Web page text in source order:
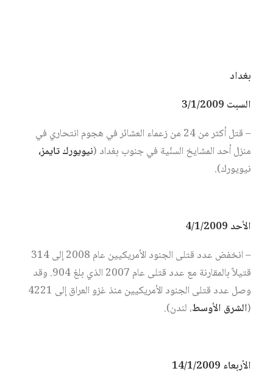
بغداد
السبت 3/1/2009
– قتل أكثر من 24 من زعماء العشائر في هجوم انتحاري في
منزل أحد المشايخ السنّية في جنوب بغداد (نيويورك تايمز،
نيويورك).
الأحد 4/1/2009
– انخفض عدد قتلى الجنود الأمريكيين عام 2008 إلى 314
قتيلاً بالمقارنة مع عدد قتلى عام 2007 الذي بلغ 904. وقد
وصل عدد قتلى الجنود الأمريكيين منذ غزو العراق إلى 4221
(الشرق الأوسط، لندن).
الأربعاء 14/1/2009